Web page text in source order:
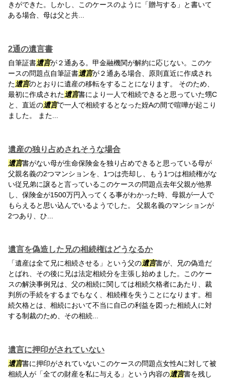
きができた。しかし、このケースのように「贈与する」と書いて
ある場合、母は父と共...
2通の遺言書
自筆証書遺言が２通ある。甲金融機関が解約に応じない。このケ
ースの問題点自筆証書遺言が２通ある場合、原則直近に作成され
た遺言のとおりに遺産の移転をすることになります。 そのため、
最初に作成された遺言書により一人で相続できると思っていた甥C
と、直近の遺言で一人で相続するとなった姪Aの間で喧嘩が起こり
ました。 また...
遺産の独り占めされそうな場合
遺言書がない母が生命保険金を独り占めできると思っている母が
父親名義の2つマンションを、1つは売却し、もう1つは相続権がな
い従兄弟に譲ると言っているこのケースの問題点去年父親が他界
し、保険金が1500万円入ってくる事がわかった時、母親が一人で
もらえると思い込んでいるようでした。 父親名義のマンションが
2つあり、ひ...
遺言を偽造した兄の相続権はどうなるか
「遺産は全て兄に相続させる」という父の遺言書が、兄の偽造だ
とばれ、その後に兄は法定相続分を主張し始めました。このケー
スの解決事例兄は、父の相続に関しては相続欠格者にあたり、裁
判所の手続をするまでもなく、相続権を失うことになります。相
続欠格とは、相続において不当に自己の利益を図った相続人に対
する制裁のため、その相続...
遺言に押印がされていない
遺言書に押印がされていないこのケースの問題点女性Aに対して被
相続人が「全ての財産を私に与える」という内容の遺言書を残し